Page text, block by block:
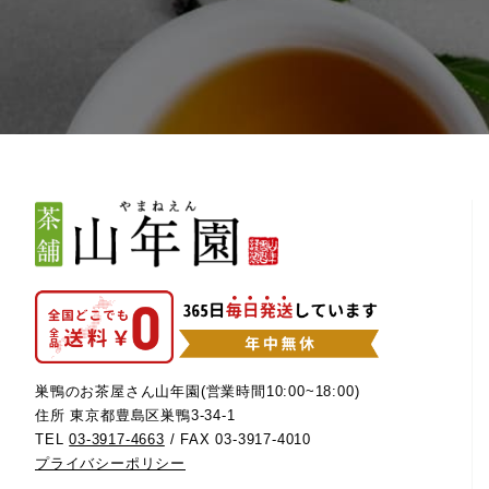
巣鴨のお茶屋さん山年園(営業時間10:00~18:00)
住所 東京都豊島区巣鴨3-34-1
TEL03-3917-4663 / FAX 03-3917-4010
プライバシーポリシー